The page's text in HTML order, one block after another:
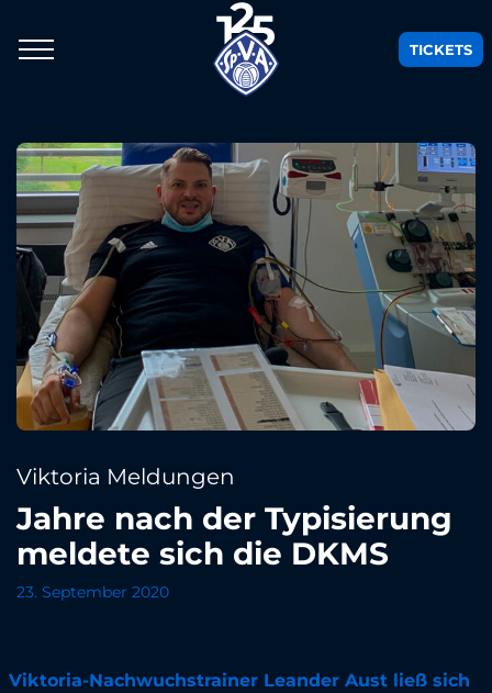
TICKETS
Viktoria Meldungen
Jahre nach der Typisierung
meldete sich die DKMS
23. September 2020
Viktoria-Nachwuchstrainer Leander Aust ließ sich